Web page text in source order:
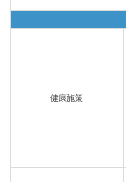
健康施策